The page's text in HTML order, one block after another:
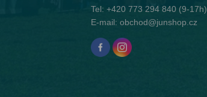
Tel: +420 773 294 840(9-17h)
E-mail: obchod@junshop.cz